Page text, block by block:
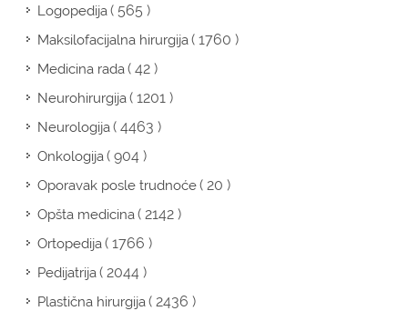
Logopedija( 565 )
Maksilofacijalna hirurgija( 1760 )
Medicina rada( 42 )
Neurohirurgija( 1201 )
Neurologija( 4463 )
Onkologija( 904 )
Oporavak posle trudnoće( 20 )
Opšta medicina( 2142 )
Ortopedija( 1766 )
Pedijatrija( 2044 )
Plastična hirurgija( 2436 )